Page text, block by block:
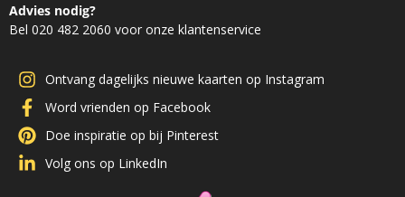
Advies nodig?
Bel 020 482 2060 voor onze klantenservice
Ontvang dagelijks nieuwe kaarten op Instagram
Word vrienden op Facebook
Doe inspiratie op bij Pinterest
Volg ons op LinkedIn